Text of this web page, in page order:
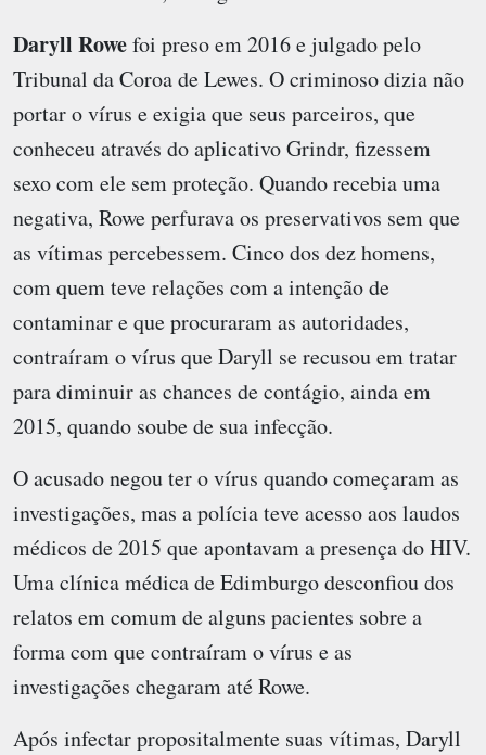
Daryll Rowefoi preso em 2016 e julgado pelo
Tribunal da Coroa de Lewes. O criminoso dizia não
portar o vírus e exigia que seus parceiros, que
conheceu através do aplicativo Grindr, fizessem
sexo com ele sem proteção. Quando recebia uma
negativa, Rowe perfurava os preservativos sem que
as vítimas percebessem. Cinco dos dez homens,
com quem teve relações com a intenção de
contaminar e que procuraram as autoridades,
contraíram o vírus que Daryll se recusou em tratar
para diminuir as chances de contágio, ainda em
2015, quando soube de sua infecção.
O acusado negou ter o vírus quando começaram as
investigações, mas a polícia teve acesso aos laudos
médicos de 2015 que apontavam a presença do HIV.
Uma clínica médica de Edimburgo desconfiou dos
relatos em comum de alguns pacientes sobre a
forma com que contraíram o vírus e as
investigações chegaram até Rowe.
Após infectar propositalmente suas vítimas, Daryll